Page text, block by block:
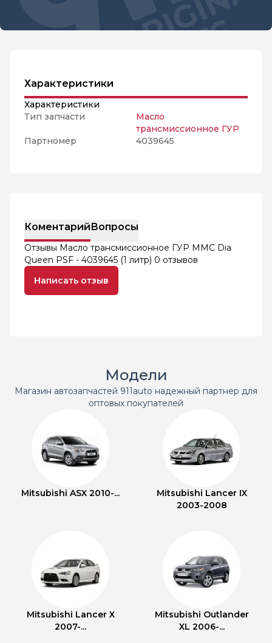
Характеристики
Характеристики
Тип запчасти
Масло
трансмиссионное ГУР
Партномер
4039645
КоментарийВопросы
Отзывы Масло трансмиссионное ГУР MMC Dia
Queen PSF - 4039645 (1 литр) 0 отзывов
Написать отзыв
Модели
Магазин автозапчастей 911auto надежный партнер для
оптовых покупателей
Mitsubishi ASX 2010-...
Mitsubishi Lancer IX
2003-2008
Mitsubishi Lancer X
2007-...
Mitsubishi Outlander
XL 2006-...